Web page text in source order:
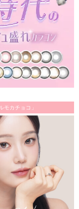
モカチョコ」